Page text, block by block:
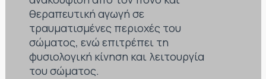
θεραπευτική αγωγή σε
τραυματισμένες περιοχές του
σώματος, ενώ επιτρέπει τη
φυσιολογική κίνηση και λειτουργία
του σώματος.